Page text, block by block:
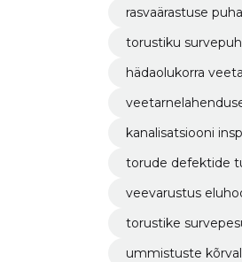
rasvaärastuse
torustiku
hädaolukorra
kanalisatsiooni
torude defektide
veevarustus
torustike
ummistuste